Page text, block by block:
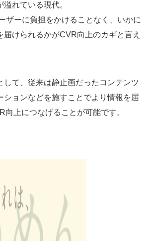
れている現代。
ザーに負担をかけることなく、いかに
届けられるかがCVR向上のカギと言え
して、従来は静止画だったコンテンツ
ションなどを施すことでより情報を届
向上につなげることが可能です。